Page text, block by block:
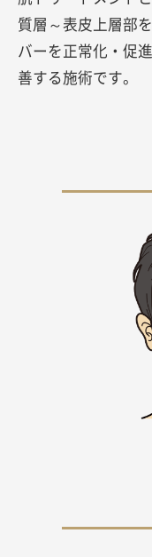
質層～表皮上層部
バーを正常化・促
善する施術です。